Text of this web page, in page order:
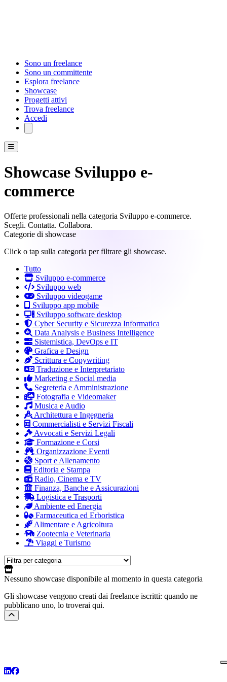
Sono un freelance
Sono un committente
Esplora freelance
Showcase
Progetti attivi
Trova freelance
Accedi
Showcase Sviluppo e-
commerce
Offerte professionali nella categoria Sviluppo e-commerce.
Scegli. Contatta. Collabora.
Categorie di showcase
Click o tap sulla categoria per filtrare gli showcase.
Tutto
Sviluppo e-commerce
Sviluppo web
Sviluppo videogame
Sviluppo app mobile
Sviluppo software desktop
Cyber Security e Sicurezza Informatica
Data Analysis e Business Intelligence
Sistemistica, DevOps e IT
Grafica e Design
Scrittura e Copywriting
Traduzione e Interpretariato
Marketing e Social media
Segreteria e Amministrazione
Fotografia e Videomaker
Musica e Audio
Architettura e Ingegneria
Commercialisti e Servizi Fiscali
Avvocati e Servizi Legali
Formazione e Corsi
Organizzazione Eventi
Sport e Allenamento
Editoria e Stampa
Radio, Cinema e TV
Finanza, Banche e Assicurazioni
Logistica e Trasporti
Ambiente ed Energia
Farmaceutica ed Erboristica
Alimentare e Agricoltura
Zootecnia e Veterinaria
Viaggi e Turismo
Nessuno showcase disponibile al momento in questa categoria
Gli showcase vengono creati dai freelance iscritti: quando ne
pubblicano uno, lo troverai qui.